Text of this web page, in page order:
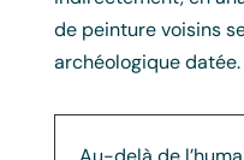
de peinture voisins
archéologique datée.